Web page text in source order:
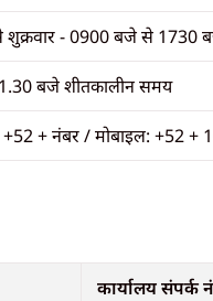
शुक्रवार - 0900 बजे से 1730
बजे शीतकालीन समय
+ नंबर / मोबाइल: +52 +
कार्यालय संपर्क